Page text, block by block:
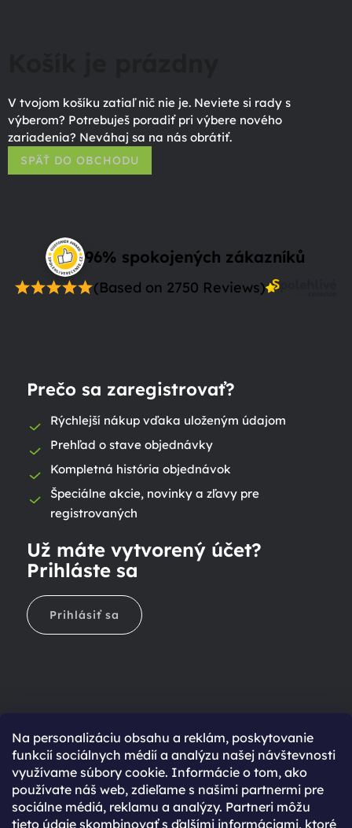
Na personalizáciu obsahu a reklám, poskytovanie
funkcií sociálnych médií a analýzu našej návštevnosti
využívame súbory cookie. Informácie o tom, ako
používate náš web, zdieľame s našimi partnermi pre
sociálne médiá, reklamu a analýzy. Partneri môžu
tieto údaje skombinovať s ďalšími informáciami, ktoré
V tvojom košíku zatiaľ nič nie je. Neviete si rady s
výberom? Potrebuješ poradiť pri výbere nového
zariadenia? Neváhaj sa na nás obrátiť.
SPÄŤ DO OBCHODU
96% spokojených zákazníků
(Based on 2750 Reviews)
Prečo sa zaregistrovať?
Rýchlejší nákup vďaka uloženým údajom
Prehľad o stave objednávky
Kompletná história objednávok
Špeciálne akcie, novinky a zľavy pre
registrovaných
Už máte vytvorený účet?
Prihláste sa
Prihlásiť sa
Ešte nemáte účet?
Rýchlejší nákup vďaka uloženým údajom
Prehľad o stave objednávky